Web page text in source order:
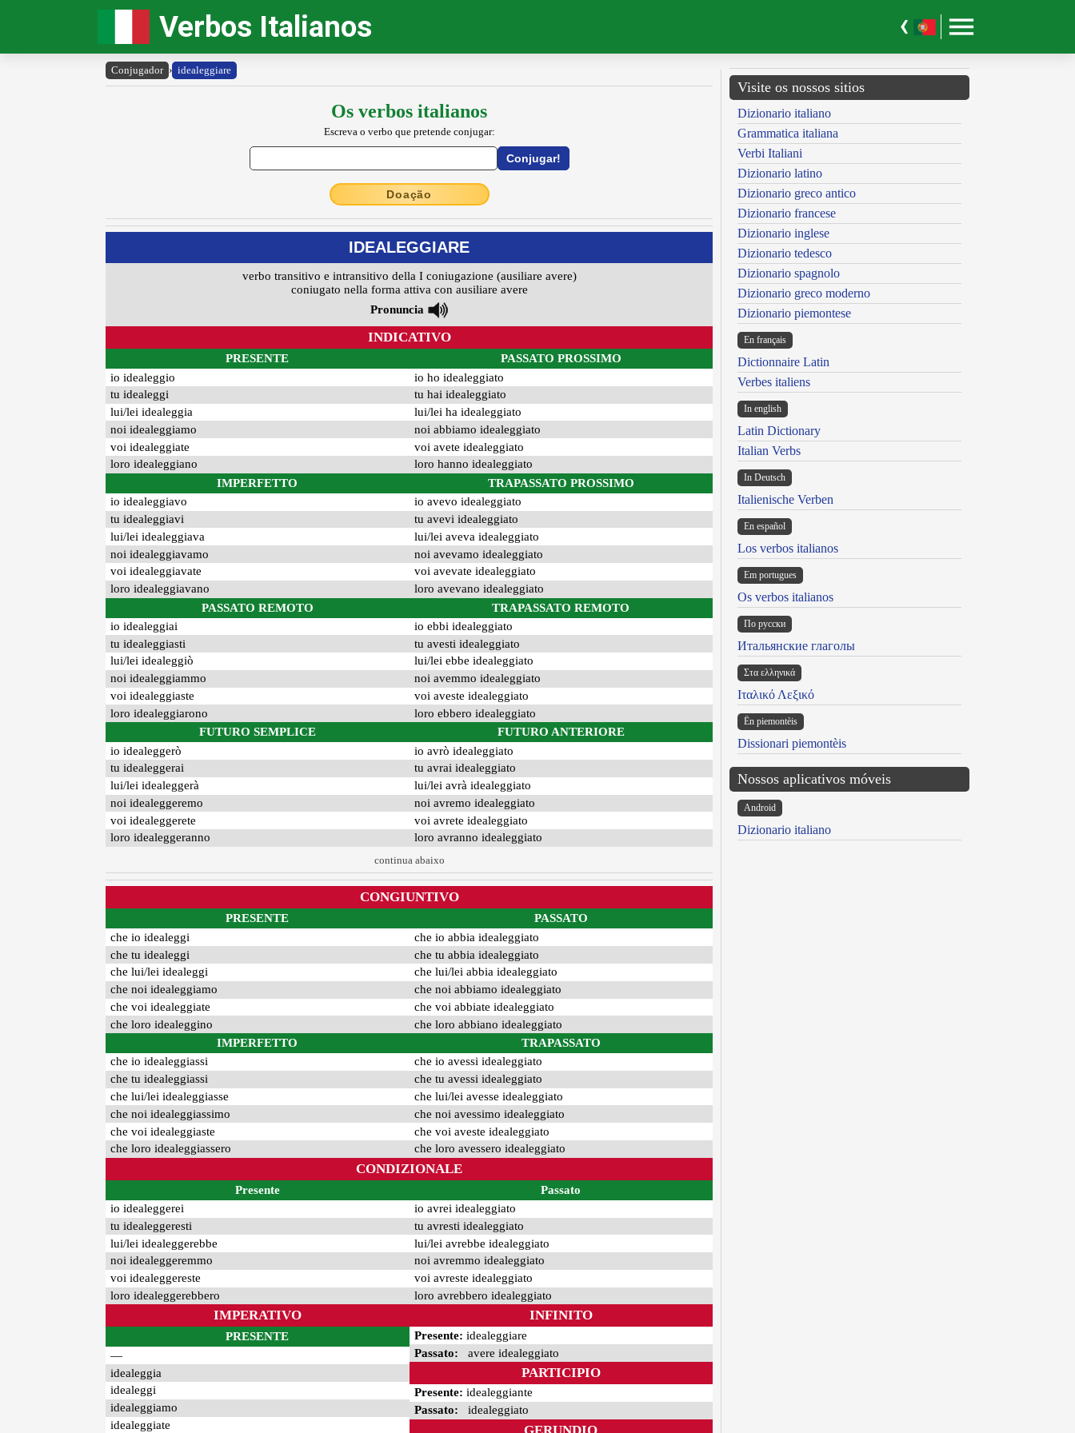
Verbos Italianos
Conjugador › idealeggiare
Os verbos italianos
Escreva o verbo que pretende conjugar:
Doação
IDEALEGGIARE
verbo transitivo e intransitivo della I coniugazione (ausiliare avere)
coniugato nella forma attiva con ausiliare avere
Pronuncia
INDICATIVO
PRESENTE
io idealeggio
tu idealeggi
lui/lei idealeggia
noi idealeggiamo
voi idealeggiate
loro idealeggiano
IMPERFETTO
io idealeggiavo
tu idealeggiavi
lui/lei idealeggiava
noi idealeggiavamo
voi idealeggiavate
loro idealeggiavano
PASSATO REMOTO
io idealeggiai
tu idealeggiasti
lui/lei idealeggiò
noi idealeggiammo
voi idealeggiaste
loro idealeggiarono
FUTURO SEMPLICE
io idealeggerò
tu idealeggerai
lui/lei idealeggerà
noi idealeggeremo
voi idealeggerete
loro idealeggeranno
PASSATO PROSSIMO
io ho idealeggiato
tu hai idealeggiato
lui/lei ha idealeggiato
noi abbiamo idealeggiato
voi avete idealeggiato
loro hanno idealeggiato
TRAPASSATO PROSSIMO
io avevo idealeggiato
tu avevi idealeggiato
lui/lei aveva idealeggiato
noi avevamo idealeggiato
voi avevate idealeggiato
loro avevano idealeggiato
TRAPASSATO REMOTO
io ebbi idealeggiato
tu avesti idealeggiato
lui/lei ebbe idealeggiato
noi avemmo idealeggiato
voi aveste idealeggiato
loro ebbero idealeggiato
FUTURO ANTERIORE
io avrò idealeggiato
tu avrai idealeggiato
lui/lei avrà idealeggiato
noi avremo idealeggiato
voi avrete idealeggiato
loro avranno idealeggiato
continua abaixo
CONGIUNTIVO
PRESENTE
che io idealeggi
che tu idealeggi
che lui/lei idealeggi
che noi idealeggiamo
che voi idealeggiate
che loro idealeggino
IMPERFETTO
che io idealeggiassi
che tu idealeggiassi
che lui/lei idealeggiasse
che noi idealeggiassimo
che voi idealeggiaste
che loro idealeggiassero
PASSATO
che io abbia idealeggiato
che tu abbia idealeggiato
che lui/lei abbia idealeggiato
che noi abbiamo idealeggiato
che voi abbiate idealeggiato
che loro abbiano idealeggiato
TRAPASSATO
che io avessi idealeggiato
che tu avessi idealeggiato
che lui/lei avesse idealeggiato
che noi avessimo idealeggiato
che voi aveste idealeggiato
che loro avessero idealeggiato
CONDIZIONALE
Presente
io idealeggerei
tu idealeggeresti
lui/lei idealeggerebbe
noi idealeggeremmo
voi idealeggereste
loro idealeggerebbero
Passato
io avrei idealeggiato
tu avresti idealeggiato
lui/lei avrebbe idealeggiato
noi avremmo idealeggiato
voi avreste idealeggiato
loro avrebbero idealeggiato
IMPERATIVO
PRESENTE
—
idealeggia
idealeggi
idealeggiamo
idealeggiate
INFINITO
Presente: idealeggiare
Passato: avere idealeggiato
PARTICIPIO
Presente: idealeggiante
Passato: idealeggiato
GERUNDIO
Visite os nossos sitios
Dizionario italiano
Grammatica italiana
Verbi Italiani
Dizionario latino
Dizionario greco antico
Dizionario francese
Dizionario inglese
Dizionario tedesco
Dizionario spagnolo
Dizionario greco moderno
Dizionario piemontese
En français
Dictionnaire Latin
Verbes italiens
In english
Latin Dictionary
Italian Verbs
In Deutsch
Italienische Verben
En español
Los verbos italianos
Em portugues
Os verbos italianos
По русски
Итальянские глаголы
Στα ελληνικά
Ιταλικό Λεξικό
Ën piemontèis
Dissionari piemontèis
Nossos aplicativos móveis
Android
Dizionario italiano